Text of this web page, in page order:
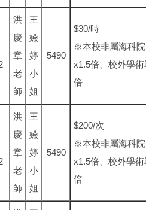
洪
慶
章
老
師
王
嬿
婷
小
姐
5490
$30/時
※本校非屬海科
x1.5倍、校外學
倍
洪
慶
章
老
師
王
嬿
婷
小
姐
5490
$200/次
※本校非屬海科
x1.5倍、校外學
倍